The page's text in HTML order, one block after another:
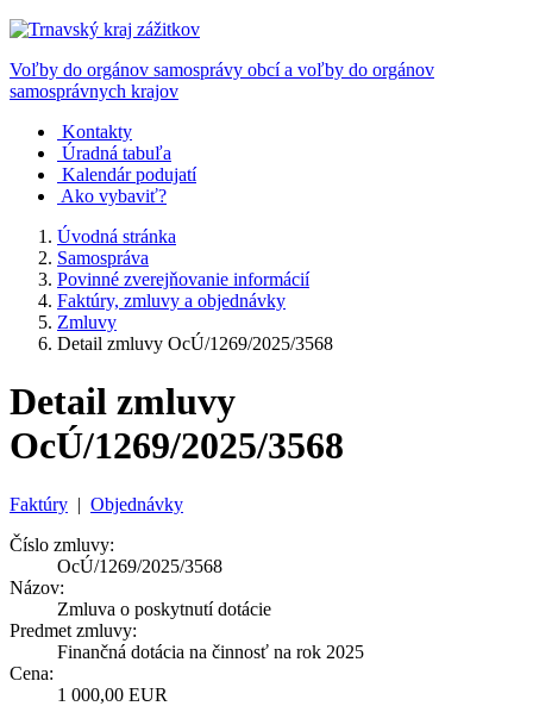
Voľby do orgánov samosprávy obcí a voľby do orgánov
samosprávnych krajov
Kontakty
Úradná tabuľa
Kalendár podujatí
Ako vybaviť?
Úvodná stránka
Samospráva
Povinné zverejňovanie informácií
Faktúry, zmluvy a objednávky
Zmluvy
Detail zmluvy OcÚ/1269/2025/3568
Detail zmluvy
OcÚ/1269/2025/3568
Faktúry | Objednávky
Číslo zmluvy:
OcÚ/1269/2025/3568
Názov:
Zmluva o poskytnutí dotácie
Predmet zmluvy:
Finančná dotácia na činnosť na rok 2025
Cena:
1 000,00 EUR